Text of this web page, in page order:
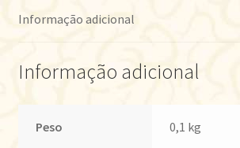
Informação adicional
Informação adicional
Peso 0,1 kg